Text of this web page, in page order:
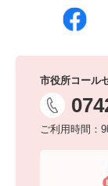
市役所コール
ご利用時間：